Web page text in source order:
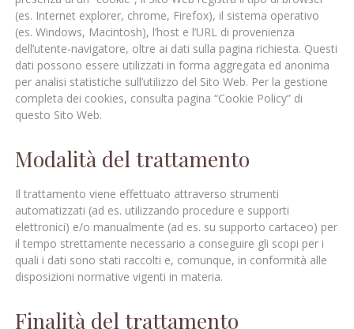
(es. Internet explorer, chrome, Firefox), il sistema operativo
(es. Windows, Macintosh), l’host e l’URL di provenienza
dell’utente-navigatore, oltre ai dati sulla pagina richiesta. Questi
dati possono essere utilizzati in forma aggregata ed anonima
per analisi statistiche sull’utilizzo del Sito Web. Per la gestione
completa dei cookies, consulta pagina “Cookie Policy” di
questo Sito Web.
Modalità del trattamento
Il trattamento viene effettuato attraverso strumenti
automatizzati (ad es. utilizzando procedure e supporti
elettronici) e/o manualmente (ad es. su supporto cartaceo) per
il tempo strettamente necessario a conseguire gli scopi per i
quali i dati sono stati raccolti e, comunque, in conformità alle
disposizioni normative vigenti in materia.
Finalità del trattamento